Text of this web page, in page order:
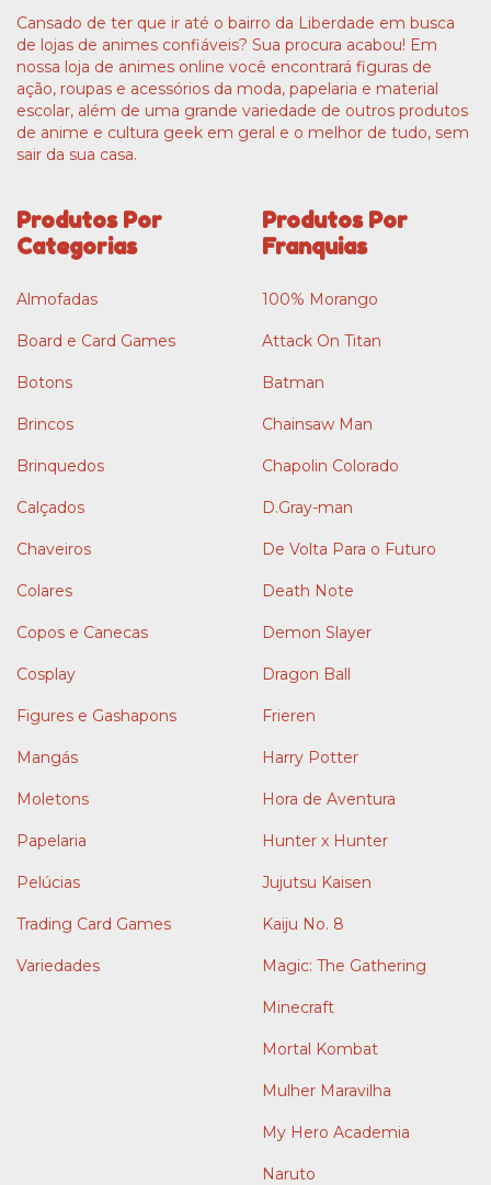
Cansado de ter que ir até o bairro da Liberdade em busca
de lojas de animes confiáveis? Sua procura acabou! Em
nossa loja de animes online você encontrará figuras de
ação, roupas e acessórios da moda, papelaria e material
escolar, além de uma grande variedade de outros produtos
de anime e cultura geek em geral e o melhor de tudo, sem
sair da sua casa.
Produtos Por
Categorias
Almofadas
Board e Card Games
Botons
Brincos
Brinquedos
Calçados
Chaveiros
Colares
Copos e Canecas
Cosplay
Figures e Gashapons
Mangás
Moletons
Papelaria
Pelúcias
Trading Card Games
Variedades
Produtos Por
Franquias
100% Morango
Attack On Titan
Batman
Chainsaw Man
Chapolin Colorado
D.Gray-man
De Volta Para o Futuro
Death Note
Demon Slayer
Dragon Ball
Frieren
Harry Potter
Hora de Aventura
Hunter x Hunter
Jujutsu Kaisen
Kaiju No. 8
Magic: The Gathering
Minecraft
Mortal Kombat
Mulher Maravilha
My Hero Academia
Naruto